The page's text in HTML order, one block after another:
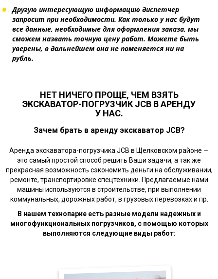
Другую интересующую информацию диспетчер
запросит при необходимости. Как только у нас будут
все данные, необходимые для оформления заказа, мы
сможем назвать точную цену работ. Можете быть
уверены, в дальнейшем она не поменяется ни на
рубль.
НЕТ НИЧЕГО ПРОЩЕ, ЧЕМ ВЗЯТЬ
ЭКСКАВАТОР-ПОГРУЗЧИК JCB В АРЕНДУ
У НАС.
Зачем брать в аренду экскаватор JCB?
Аренда экскаватора-погрузчика JCB в Щелковском районе —
это самый простой способ решить Ваши задачи, а так же
прекрасная возможность сэкономить деньги на обслуживании,
ремонте, транспортировке спецтехники. Предлагаемые нами
машины используются в строительстве, при выполнении
коммунальных, дорожных работ, в грузовых перевозках и пр.
В нашем технопарке есть разные модели надежных и
многофункциональных погрузчиков, с помощью которых
выполняются следующие виды работ: